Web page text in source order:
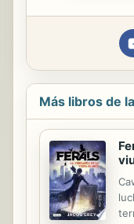
Más libros de